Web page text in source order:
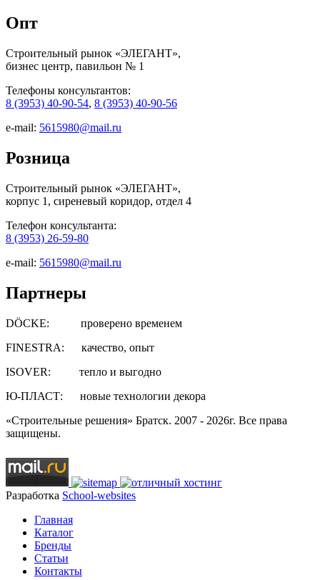
Опт
Строительный рынок «ЭЛЕГАНТ»,
бизнес центр, павильон № 1
Телефоны консультантов:
8 (3953) 40-90-54, 8 (3953) 40-90-56
e-mail: 5615980@mail.ru
Розница
Строительный рынок «ЭЛЕГАНТ»,
корпус 1, сиреневый коридор, отдел 4
Телефон консультанта:
8 (3953) 26-59-80
e-mail: 5615980@mail.ru
Партнеры
DÖCKE: проверено временем
FINESTRA: качество, опыт
ISOVER: тепло и выгодно
Ю-ПЛАСТ: новые технологии декора
«Строительные решения» Братск. 2007 - 2026г. Все права
защищены.
Разработка School-websites
Главная
Каталог
Бренды
Статьи
Контакты